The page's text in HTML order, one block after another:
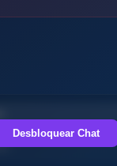
Desbloquear Chat